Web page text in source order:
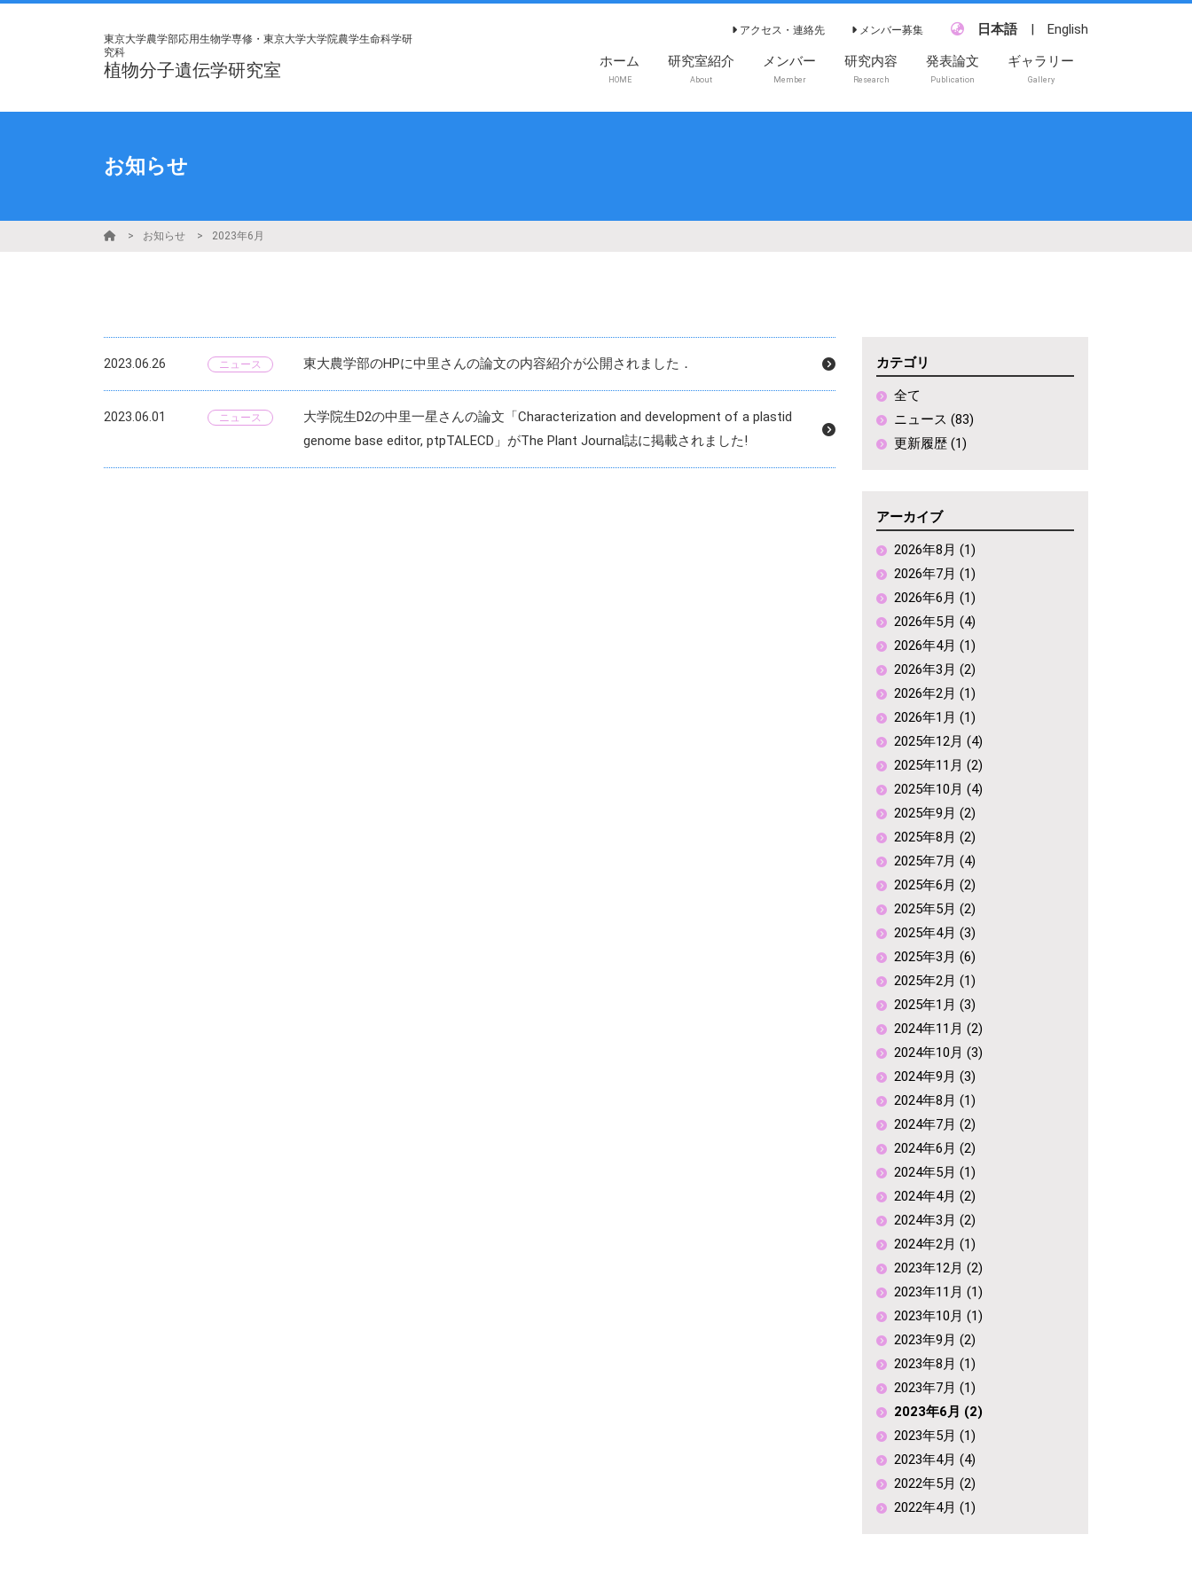
東京大学農学部応用生物学専修・東京大学大学院農学生命科学研
究科
植物分子遺伝学研究室
アクセス・連絡先 メンバー募集 日本語 |
English
ホーム
HOME
研究室紹介
About
メンバー
Member
研究内容
Research
発表論文
Publication
ギャラリー
Gallery
お知らせ
お知らせ 2023年6月
2023.06.26 ニュース 東大農学部のHPに中里さんの論文の内容紹介が公開されました．
2023.06.01 ニュース
大学院生D2の中里一星さんの論文「Characterization and development of a plastid
genome base editor, ptpTALECD」がThe Plant Journal誌に掲載されました!
カテゴリ
全て
ニュース (83)
更新履歴 (1)
アーカイブ
2026年8月 (1)
2026年7月 (1)
2026年6月 (1)
2026年5月 (4)
2026年4月 (1)
2026年3月 (2)
2026年2月 (1)
2026年1月 (1)
2025年12月 (4)
2025年11月 (2)
2025年10月 (4)
2025年9月 (2)
2025年8月 (2)
2025年7月 (4)
2025年6月 (2)
2025年5月 (2)
2025年4月 (3)
2025年3月 (6)
2025年2月 (1)
2025年1月 (3)
2024年11月 (2)
2024年10月 (3)
2024年9月 (3)
2024年8月 (1)
2024年7月 (2)
2024年6月 (2)
2024年5月 (1)
2024年4月 (2)
2024年3月 (2)
2024年2月 (1)
2023年12月 (2)
2023年11月 (1)
2023年10月 (1)
2023年9月 (2)
2023年8月 (1)
2023年7月 (1)
2023年6月 (2)
2023年5月 (1)
2023年4月 (4)
2022年5月 (2)
2022年4月 (1)